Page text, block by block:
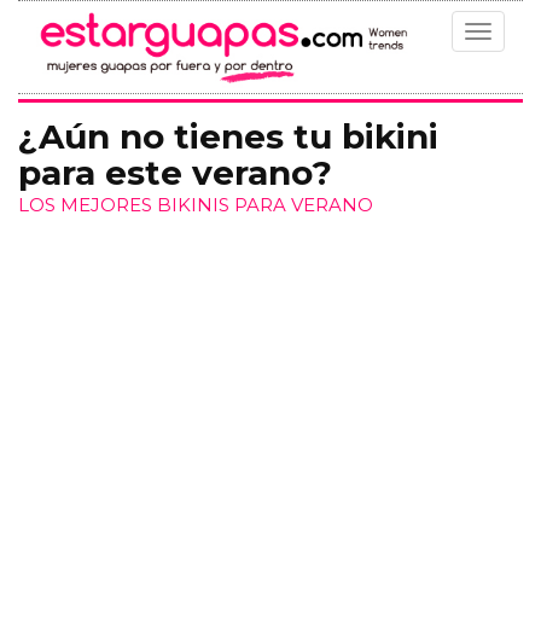
Toggle
¿Aún no tienes tu bikini
para este verano?
LOS MEJORES BIKINIS PARA VERANO